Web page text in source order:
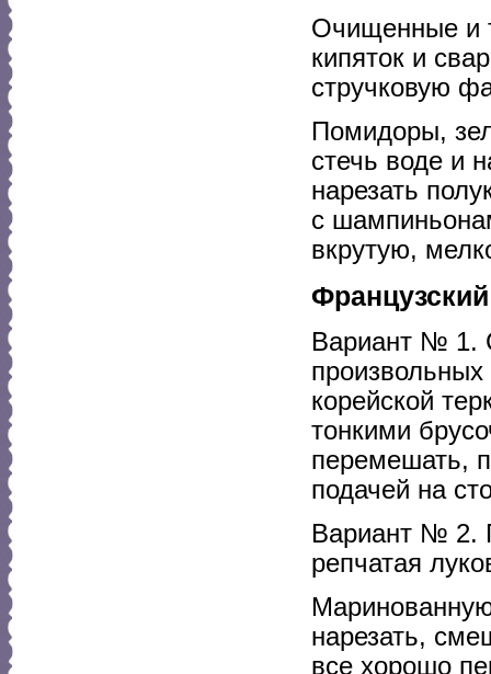
Очищенные и
кипяток и
стручковую
Помидоры,
стечь воде и
нарезать
с
вкрутую,
Вариант № 1.
корейской
тонкими
перемешать,
подачей на
Вариант № 2.
репчатая
нарезать,
все хорошо